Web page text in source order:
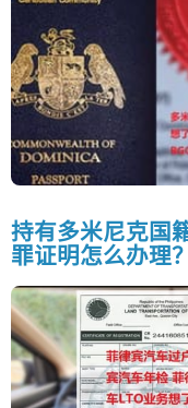
持有多米尼克国
罪证明怎么办理？